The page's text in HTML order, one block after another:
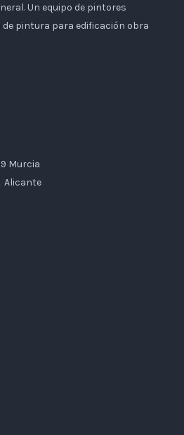
Un equipo de pintores
pintura para edificación obra
Murcia
Alicante